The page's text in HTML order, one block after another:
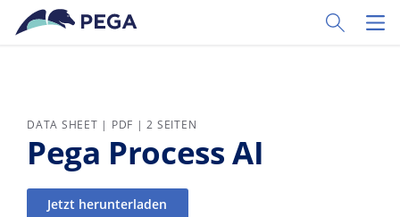
Zum Hauptinhalt wechseln
Toggle
DATA SHEET | PDF | 2 SEITEN
Pega Process AI
Jetzt herunterladen